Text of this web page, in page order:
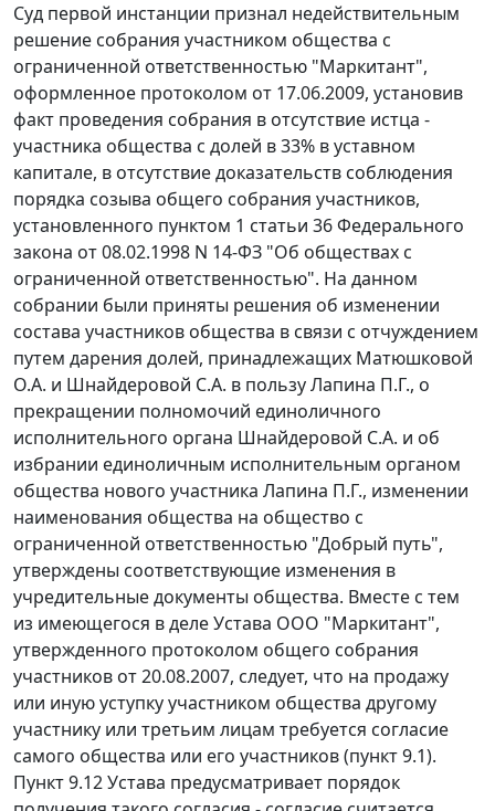
Суд первой инстанции признал недействительным
решение собрания участником общества с
ограниченной ответственностью "Маркитант",
оформленное протоколом от 17.06.2009, установив
факт проведения собрания в отсутствие истца -
участника общества с долей в 33% в уставном
капитале, в отсутствие доказательств соблюдения
порядка созыва общего собрания участников,
установленного пунктом 1 статьи 36 Федерального
закона от 08.02.1998 N 14-ФЗ "Об обществах с
ограниченной ответственностью". На данном
собрании были приняты решения об изменении
состава участников общества в связи с отчуждением
путем дарения долей, принадлежащих Матюшковой
О.А. и Шнайдеровой С.А. в пользу Лапина П.Г., о
прекращении полномочий единоличного
исполнительного органа Шнайдеровой С.А. и об
избрании единоличным исполнительным органом
общества нового участника Лапина П.Г., изменении
наименования общества на общество с
ограниченной ответственностью "Добрый путь",
утверждены соответствующие изменения в
учредительные документы общества. Вместе с тем
из имеющегося в деле Устава ООО "Маркитант",
утвержденного протоколом общего собрания
участников от 20.08.2007, следует, что на продажу
или иную уступку участником общества другому
участнику или третьим лицам требуется согласие
самого общества или его участников (пункт 9.1).
Пункт 9.12 Устава предусматривает порядок